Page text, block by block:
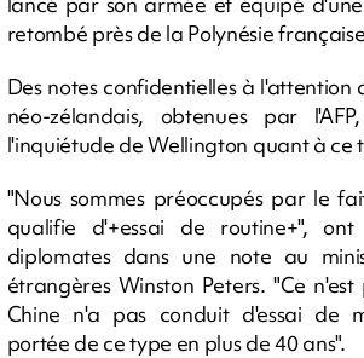
retombé près de la Polynésie
Des notes confidentielles à
néo-zélandais, obtenues par
l'inquiétude de Wellington quant à ce
"Nous sommes préoccupés par le
qualifie d'+essai de routine+",
diplomates dans une note au
étrangères Winston Peters. "Ce
Chine n'a pas conduit d'essai de
portée de ce type en plus de 40 ans".